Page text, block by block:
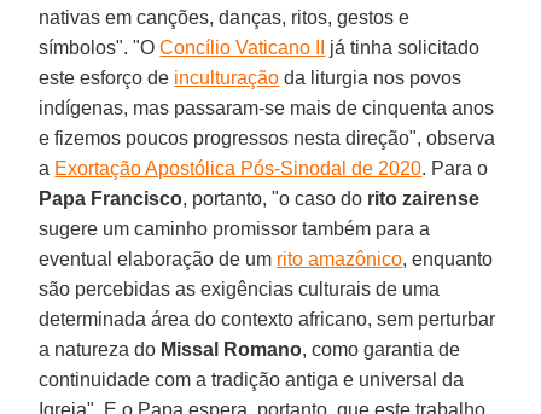
nativas em canções, danças, ritos, gestos e
símbolos". "OConcílio Vaticano II
já tinha solicitado
este esforço de inculturação da liturgia nos povos
indígenas, mas passaram-se mais de cinquenta anos
e fizemos poucos progressos nesta direção", observa
a Exortação Apostólica Pós-Sinodal de 2020. Para o
Papa Francisco, portanto, "o caso do rito zairense
sugere um caminho promissor também para a
eventual elaboração de um rito amazônico, enquanto
são percebidas as exigências culturais de uma
determinada área do contexto africano, sem perturbar
a natureza do Missal Romano, como garantia de
continuidade com a tradição antiga e universal da
Igreja". E o Papa espera, portanto, que este trabalho